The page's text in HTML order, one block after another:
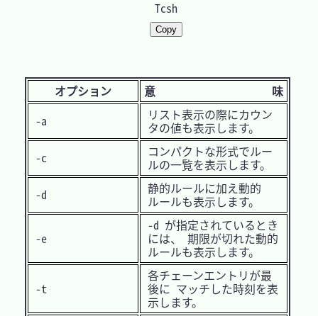
Tcsh
Copy
オプション
意 味
-a
リスト表示の際にカウン
タの値も表示します。
-c
コンパクトな形式でルー
ルの一覧を表示します。
-d
静的ルールに加え動的
ルールも表示します。
-e
-d が指定されているとき
には、 期限が切れた動的
ルールも表示します。
-t
各チェーンエントリが最
後に マッチした時刻を表
示します。